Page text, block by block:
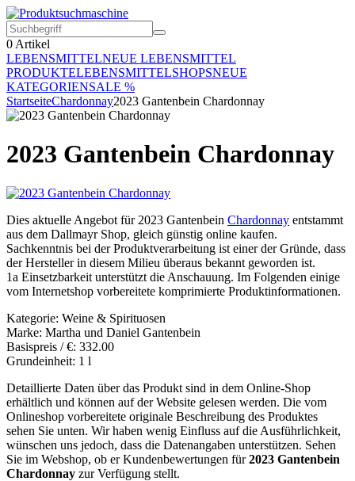
0 Artikel
LEBENSMITTELNEUE LEBENSMITTEL
PRODUKTELEBENSMITTELSHOPSNEUE
KATEGORIENSALE %
StartseiteChardonnay2023 Gantenbein Chardonnay
2023 Gantenbein Chardonnay
Dies aktuelle Angebot für 2023 Gantenbein Chardonnay entstammt
aus dem Dallmayr Shop, gleich günstig online kaufen.
Sachkenntnis bei der Produktverarbeitung ist einer der Gründe, dass
der Hersteller in diesem Milieu überaus bekannt geworden ist.
1a Einsetzbarkeit unterstützt die Anschauung. Im Folgenden einige
vom Internetshop vorbereitete komprimierte Produktinformationen.
Kategorie: Weine & Spirituosen
Marke: Martha und Daniel Gantenbein
Basispreis / €: 332.00
Grundeinheit: 1 l
Detaillierte Daten über das Produkt sind in dem Online-Shop
erhältlich und können auf der Website gelesen werden. Die vom
Onlineshop vorbereitete originale Beschreibung des Produktes
sehen Sie unten. Wir haben wenig Einfluss auf die Ausführlichkeit,
wünschen uns jedoch, dass die Datenangaben unterstützen. Sehen
Sie im Webshop, ob er Kundenbewertungen für2023 Gantenbein
Chardonnay zur Verfügung stellt.